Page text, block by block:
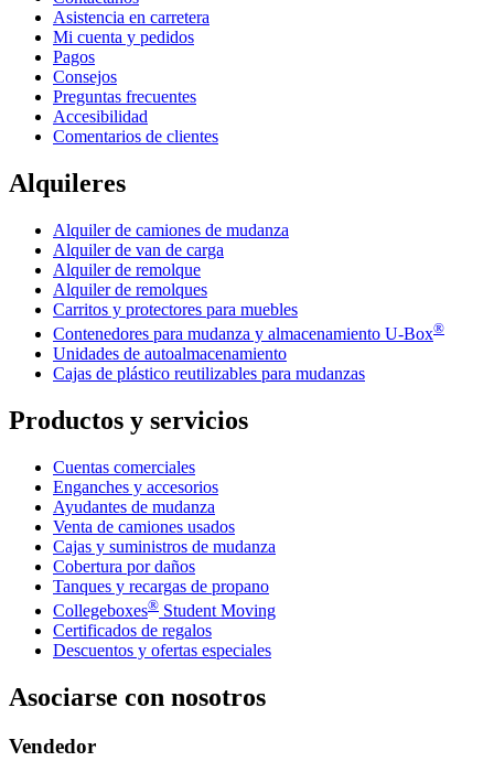
Asistencia en carretera
Mi cuenta y pedidos
Pagos
Consejos
Preguntas frecuentes
Accesibilidad
Comentarios de clientes
Alquileres
Alquiler de camiones de mudanza
Alquiler de van de carga
Alquiler de remolque
Alquiler de remolques
Carritos y protectores para muebles
Contenedores para mudanza y almacenamiento U-Box®
Unidades de autoalmacenamiento
Cajas de plástico reutilizables para mudanzas
Productos y servicios
Cuentas comerciales
Enganches y accesorios
Ayudantes de mudanza
Venta de camiones usados
Cajas y suministros de mudanza
Cobertura por daños
Tanques y recargas de propano
Collegeboxes® Student Moving
Certificados de regalos
Descuentos y ofertas especiales
Asociarse con nosotros
Vendedor